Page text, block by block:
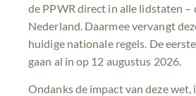
de PPWR direct in alle lidstaten –
Nederland. Daarmee vervangt
huidige nationale regels. De
gaan al in op 12 augustus 2026.
Ondanks de impact van deze wet,